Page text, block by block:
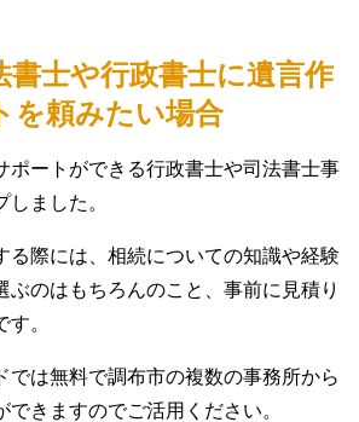
書士や行政書士に遺言作
を頼みたい場合
ポートができる行政書士や司法書士事
ました。
る際には、相続についての知識や経験
ぶのはもちろんのこと、事前に見積り
。
では無料で調布市の複数の事務所から
できますのでご活用ください。